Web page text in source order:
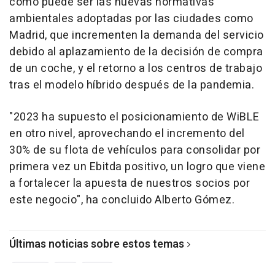
ambientales adoptadas por las ciudades como
Madrid, que incrementen la demanda del servicio
debido al aplazamiento de la decisión de compra
de un coche, y el retorno a los centros de trabajo
tras el modelo híbrido después de la pandemia.
"2023 ha supuesto el posicionamiento de WiBLE
en otro nivel, aprovechando el incremento del
30% de su flota de vehículos para consolidar por
primera vez un Ebitda positivo, un logro que viene
a fortalecer la apuesta de nuestros socios por
este negocio", ha concluido Alberto Gómez.
Últimas noticias sobre estos temas